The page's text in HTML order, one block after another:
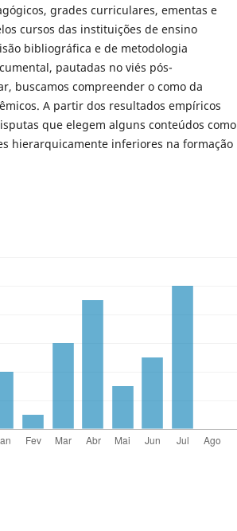
grades curriculares, ementas e
cursos das instituições de ensino
bibliográfica e de metodologia
pautadas no viés pós-
buscamos compreender o como da
A partir dos resultados empíricos
que elegem alguns conteúdos como
hierarquicamente inferiores na formação